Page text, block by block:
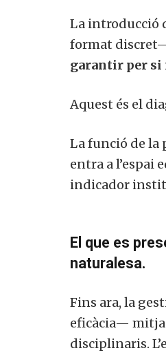
La introducció
format
garantir per si
Aquest és el
La funció de la
entra a l’espai
indicador
El que es
naturalesa.
Fins ara, la
eficàcia—
disciplinaris.